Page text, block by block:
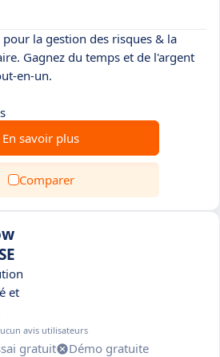
la gestion des risques & la
Gagnez du temps et de l'argent
en-un.
En savoir plus
Comparer
et
avis utilisateurs
gratuit
Démo gratuite